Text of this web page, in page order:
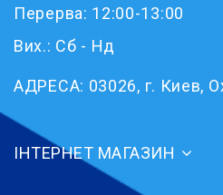
Перерва: 12:00-13:00
Вих.: Сб - Нд
АДРЕСА: 03026, г. Киев,
ІНТЕРНЕТ МАГАЗИН